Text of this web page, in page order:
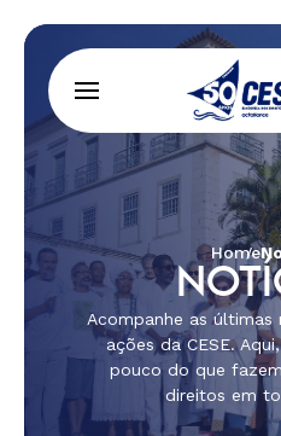
Home
Acompanhe as
ações da CESE.
pouco do que
direitos em